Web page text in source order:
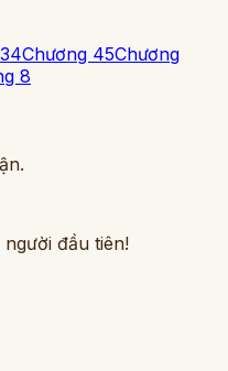
4Chương 45Chương
8
đầu tiên!